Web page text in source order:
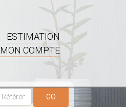
ESTIMATION
MON COMPTE
GO